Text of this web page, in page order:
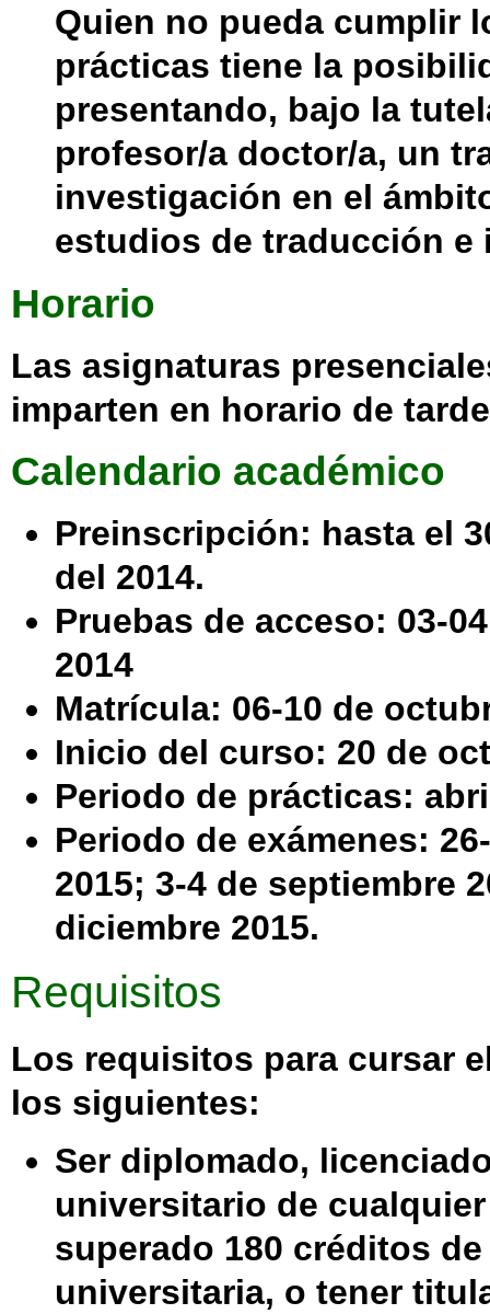
Quien no pueda cumplir
prácticas tiene la
presentando, bajo la
profesor/a doctor/a, un
investigación en el
estudios de traducción e
Horario
Las asignaturas
imparten en horario de
Calendario académico
Preinscripción: hasta el
del 2014.
Pruebas de acceso: 03-
2014
Matrícula: 06-10 de
Inicio del curso: 20 de
Periodo de prácticas:
Periodo de exámenes:
2015; 3-4 de septiembre
diciembre 2015.
Requisitos
Los requisitos para cursar
los siguientes:
Ser diplomado,
universitario de
superado 180 créditos
universitaria, o tener